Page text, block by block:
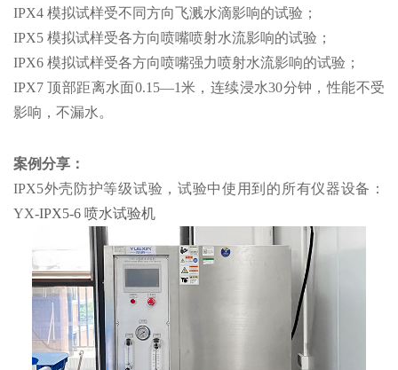
IPX4 模拟试样受不同方向飞溅水滴影响的试验；
IPX5 模拟试样受各方向喷嘴喷射水流影响的试验；
IPX6 模拟试样受各方向喷嘴强力喷射水流影响的试验；
IPX7 顶部距离水面0.15—1米，连续浸水30分钟，性能不受
影响，不漏水。
案例分享：
IPX5外壳防护等级试验，试验中使用到的所有仪器设备：
YX-IPX5-6 喷水试验机